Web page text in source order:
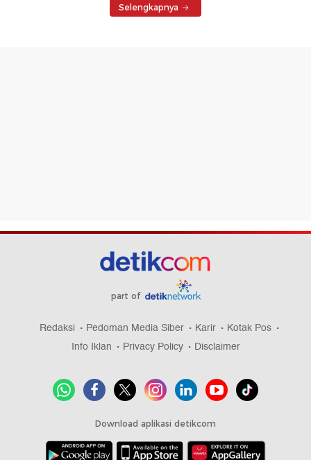
Selengkapnya
part of
Redaksi Pedoman Media Siber Karir
Kotak Pos
Info Iklan
Privacy Policy Disclaimer
Download aplikasi detikcom